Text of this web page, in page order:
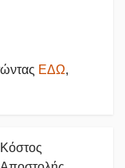
ΕΔΩ,
Κόστος